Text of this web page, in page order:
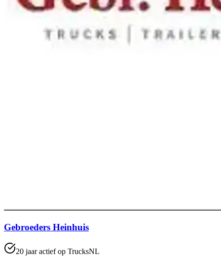
Gebroeders Heinhuis
20 jaar actief op TrucksNL